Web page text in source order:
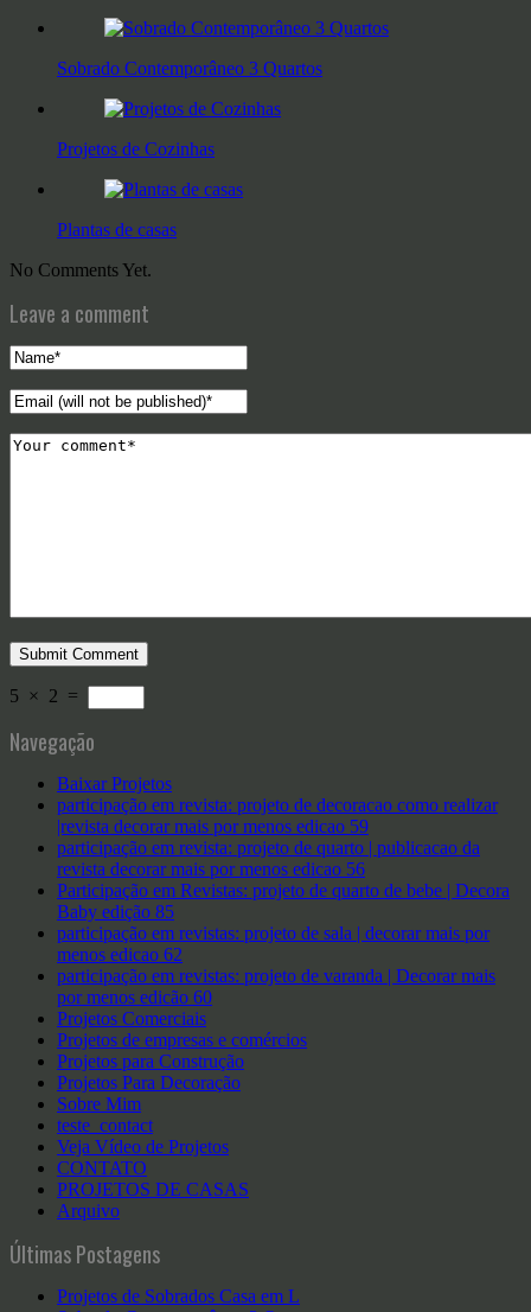
Sobrado Contemporâneo 3 Quartos
Projetos de Cozinhas
Plantas de casas
No Comments Yet.
Leave a comment
5 × 2 =
Navegação
Baixar Projetos
participação em revista: projeto de decoracao como realizar
|revista decorar mais por menos edicao 59
participação em revista: projeto de quarto | publicacao da
revista decorar mais por menos edicao 56
Participação em Revistas: projeto de quarto de bebe | Decora
Baby edição 85
participação em revistas: projeto de sala | decorar mais por
menos edicao 62
participação em revistas: projeto de varanda | Decorar mais
por menos edicão 60
Projetos Comerciais
Projetos de empresas e comércios
Projetos para Construção
Projetos Para Decoração
Sobre Mim
teste_contact
Veja Vídeo de Projetos
CONTATO
PROJETOS DE CASAS
Arquivo
Últimas Postagens
Projetos de Sobrados Casa em L